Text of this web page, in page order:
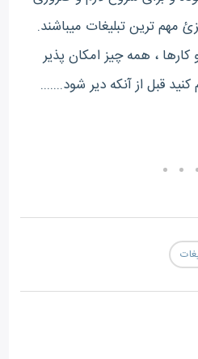
مهم ترین تبلیغات میباشند.
، همه چیز امکان پذیر
قبل از آنکه دیر شود.......